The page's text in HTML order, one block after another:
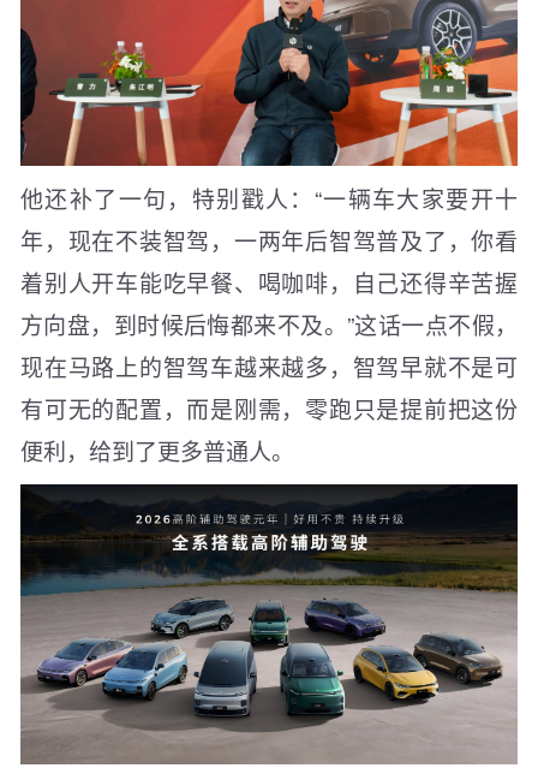
他还补了一句，特别戳人：“一辆车大家要开十
年，现在不装智驾，一两年后智驾普及了，你看
着别人开车能吃早餐、喝咖啡，自己还得辛苦握
方向盘，到时候后悔都来不及。”这话一点不假，
现在马路上的智驾车越来越多，智驾早就不是可
有可无的配置，而是刚需，零跑只是提前把这份
便利，给到了更多普通人。